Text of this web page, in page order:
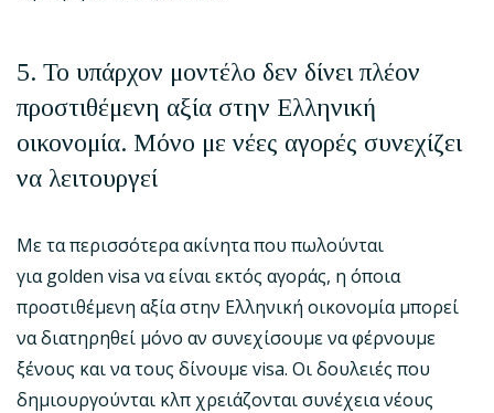
5. Το υπάρχον μοντέλο δεν δίνει πλέον
προστιθέμενη αξία στην Ελληνική
οικονομία. Μόνο με νέες αγορές συνεχίζει
να λειτουργεί
Με τα περισσότερα ακίνητα που πωλούνται
για golden visa να είναι εκτός αγοράς, η όποια
προστιθέμενη αξία στην Ελληνική οικονομία μπορεί
να διατηρηθεί μόνο αν συνεχίσουμε να φέρνουμε
ξένους και να τους δίνουμε visa. Οι δουλειές που
δημιουργούνται κλπ χρειάζονται συνέχεια νέους